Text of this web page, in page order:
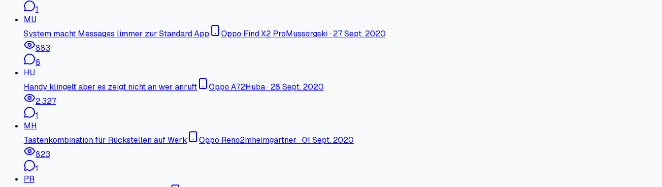
1
MU
System macht Messages limmer zur Standard App
Oppo Find X2 ProMussorgski· 27 Sept. 2020
883
8
HU
Handy klingelt aber es zeigt nicht an wer anruft
Oppo A72Huba· 28 Sept. 2020
2.327
1
MH
Tastenkombination für Rückstellen auf Werk
Oppo Reno2mheimgartner ·01 Sept. 2020
823
1
PR